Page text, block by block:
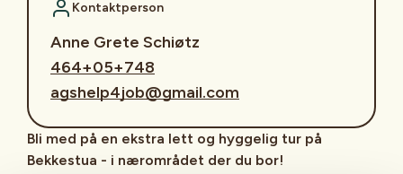
Kontaktperson
Anne Grete Schiøtz
464+05+748
agshelp4job@gmail.com
Bli med på en ekstra lett og hyggelig tur på
Bekkestua - i nærområdet der du bor!